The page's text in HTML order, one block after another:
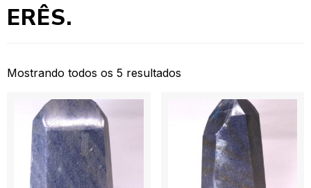
ERÊS.
Mostrando todos os 5 resultados